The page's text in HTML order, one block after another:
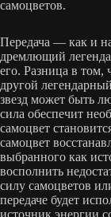
самоцветов.
Передача — как и
дремлющий
его. Разница в том,
другой
звезд может быть
сила обеспечит
самоцвет
самоцвет
выбранного как
восполнить
силу самоцветов
передаче будет
источник энергии